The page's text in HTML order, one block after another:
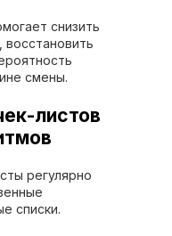
снизить
смены.
листов
регулярно
списки.